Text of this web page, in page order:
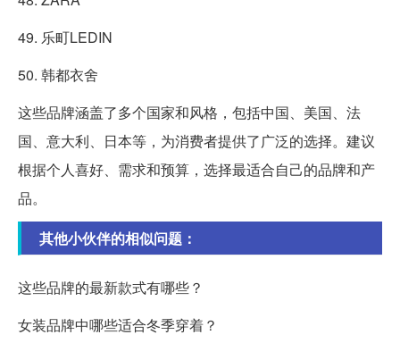
49. 乐町LEDIN
50. 韩都衣舍
这些品牌涵盖了多个国家和风格，包括中国、美国、法
国、意大利、日本等，为消费者提供了广泛的选择。建议
根据个人喜好、需求和预算，选择最适合自己的品牌和产
品。
其他小伙伴的相似问题：
这些品牌的最新款式有哪些？
女装品牌中哪些适合冬季穿着？